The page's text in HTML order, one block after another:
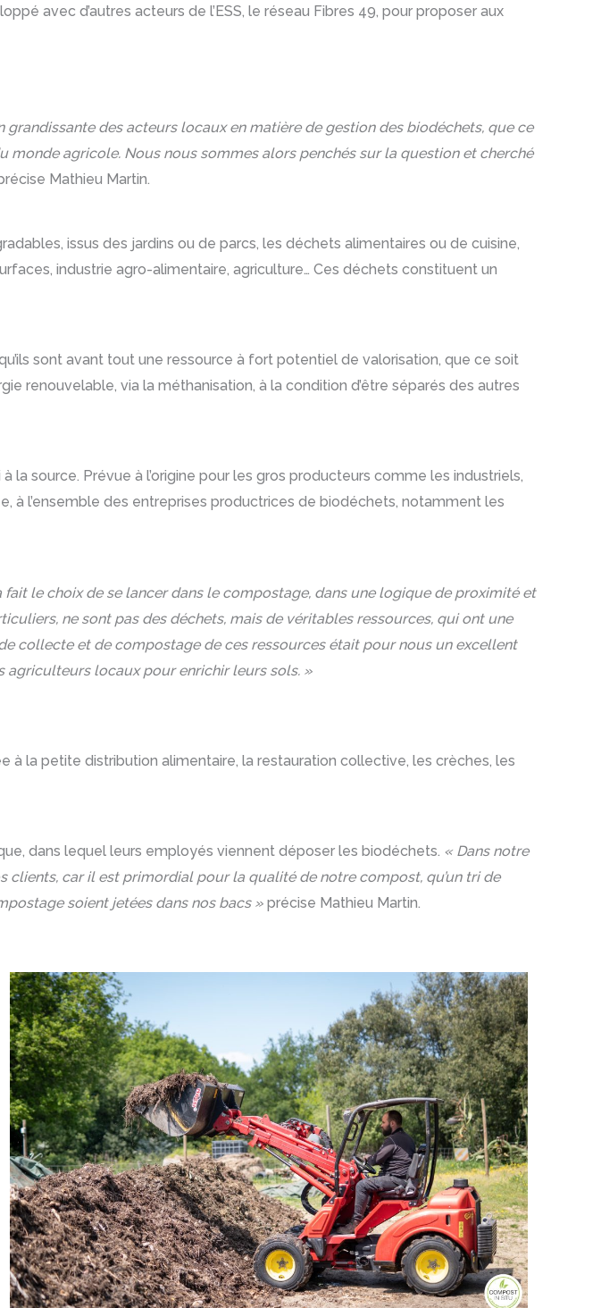
avec d’autres acteurs de l’ESS, le réseau Fibres 49, pour proposer aux
des acteurs locaux en matière de gestion des biodéchets, que ce
agricole. Nous nous sommes alors penchés sur la question et cherché
Mathieu Martin.
issus des jardins ou de parcs, les déchets alimentaires ou de cuisine,
industrie agro-alimentaire, agriculture… Ces déchets constituent un
sont avant tout une ressource à fort potentiel de valorisation, que ce soit
renouvelable, via la méthanisation, à la condition d’être séparés des autres
source. Prévue à l’origine pour les gros producteurs comme les industriels,
à l’ensemble des entreprises productrices de biodéchets, notamment les
le choix de se lancer dans le compostage, dans une logique de proximité et
ne sont pas des déchets, mais de véritables ressources, qui ont une
collecte et de compostage de ces ressources était pour nous un excellent
agriculteurs locaux pour enrichir leurs sols. »
à la petite distribution alimentaire, la restauration collective, les crèches, les
dans lequel leurs employés viennent déposer les biodéchets. « Dans notre
car il est primordial pour la qualité de notre compost, qu’un tri de
soient jetées dans nos bacs » précise Mathieu Martin.